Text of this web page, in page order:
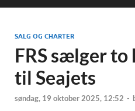
SALG OG CHARTER
FRS sælger
til Seajets
søndag, 19 oktober 2025, 12:52 -